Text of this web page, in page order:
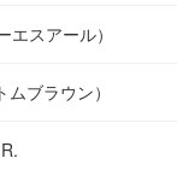
スアール）
ブラウン）